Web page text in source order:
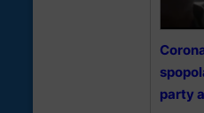
party